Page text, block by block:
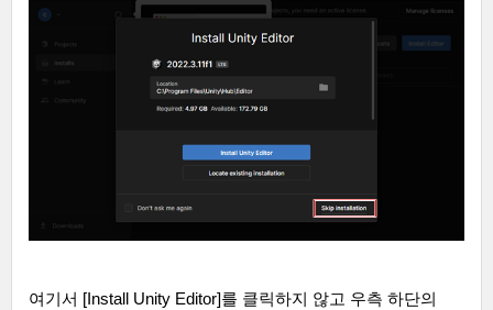
여기서 [Install Unity Editor]를 클릭하지 않고 우측 하단의